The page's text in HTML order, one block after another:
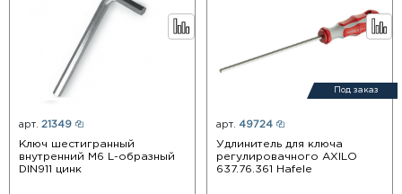
арт. 21349
Ключ шестигранный
внутренний М6 L-образный
DIN911 цинк
Под заказ
арт. 49724
Удлинитель для ключа
регулировачного AXILO
637.76.361 Hafele